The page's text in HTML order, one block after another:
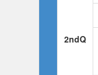
2ndQ